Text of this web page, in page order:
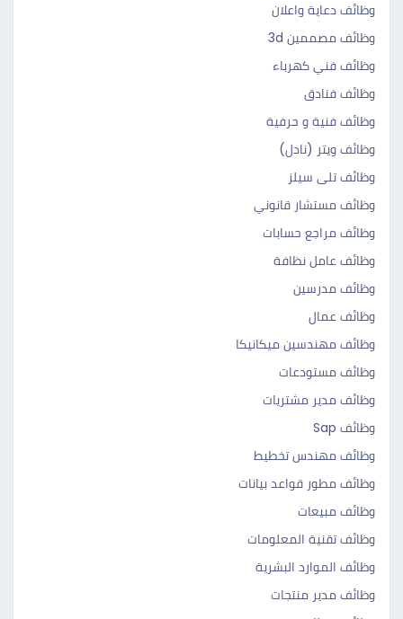
وظائف دعاية واعلان
وظائف مصممين 3d
وظائف فني كهرباء
وظائف فنادق
وظائف فنية و حرفية
وظائف ويتر (نادل)
وظائف تلى سيلز
وظائف مستشار قانوني
وظائف مراجع حسابات
وظائف عامل نظافة
وظائف مدرسين
وظائف عمال
وظائف مهندسين ميكانيكا
وظائف مستودعات
وظائف مدير مشتريات
وظائف Sap
وظائف مهندس تخطيط
وظائف مطور قواعد بيانات
وظائف مبيعات
وظائف تقنية المعلومات
وظائف الموارد البشرية
وظائف مدير منتجات